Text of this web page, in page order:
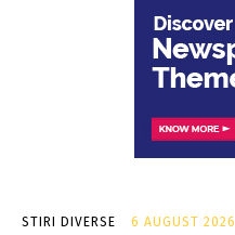
STIRI DIVERSE 6 AUGUST 2026